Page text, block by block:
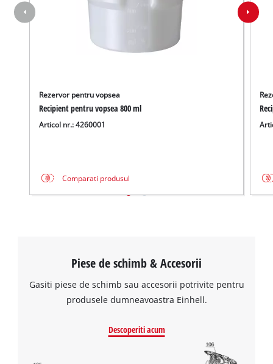
Rezervor pentru vopsea
Recipient pentru vopsea 800 ml
Articol nr.: 4260001
Comparati produsul
Piese de schimb & Accesorii
Gasiti piese de schimb sau accesorii potrivite pentru
produsele dumneavoastra Einhell.
Descoperiti acum